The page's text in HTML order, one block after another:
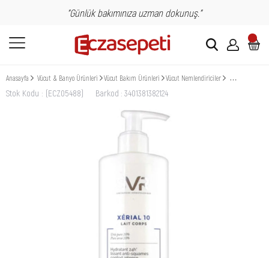
"Günlük bakımınıza uzman dokunuş."
Anasayfa Vücut & Banyo Ürünleri Vücut Bakım Ürünleri Vücut Nemlendiriciler SVR Xerial 10
Stok Kodu (ECZ05488) Barkod : 3401381382124